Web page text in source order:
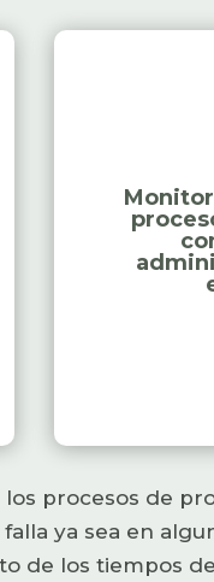
procesos de
ya sea en
de los tiempos